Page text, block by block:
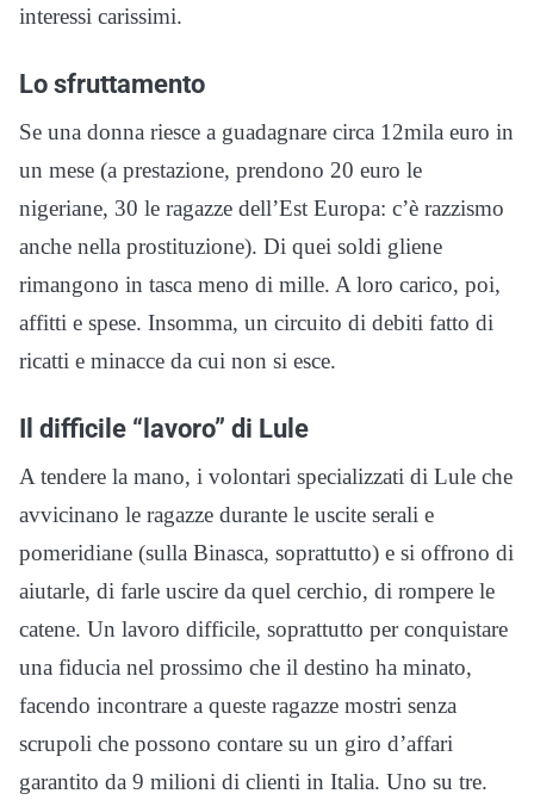
interessi carissimi.
Lo sfruttamento
Se una donna riesce a guadagnare circa 12mila euro in
un mese (a prestazione, prendono 20 euro le
nigeriane, 30 le ragazze dell’Est Europa: c’è razzismo
anche nella prostituzione). Di quei soldi gliene
rimangono in tasca meno di mille. A loro carico, poi,
affitti e spese. Insomma, un circuito di debiti fatto di
ricatti e minacce da cui non si esce.
Il difficile “lavoro” di Lule
A tendere la mano, i volontari specializzati di Lule che
avvicinano le ragazze durante le uscite serali e
pomeridiane (sulla Binasca, soprattutto) e si offrono di
aiutarle, di farle uscire da quel cerchio, di rompere le
catene. Un lavoro difficile, soprattutto per conquistare
una fiducia nel prossimo che il destino ha minato,
facendo incontrare a queste ragazze mostri senza
scrupoli che possono contare su un giro d’affari
garantito da 9 milioni di clienti in Italia. Uno su tre.